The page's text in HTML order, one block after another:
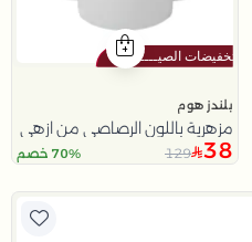
بلندز هوم
مزهرية باللون الرصاصي من ازهى
38
129 70% خصم